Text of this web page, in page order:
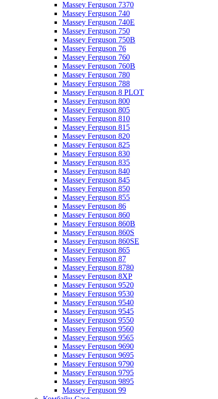
Massey Ferguson 7370
Massey Ferguson 740
Massey Ferguson 740E
Massey Ferguson 750
Massey Ferguson 750B
Massey Ferguson 76
Massey Ferguson 760
Massey Ferguson 760B
Massey Ferguson 780
Massey Ferguson 788
Massey Ferguson 8 PLOT
Massey Ferguson 800
Massey Ferguson 805
Massey Ferguson 810
Massey Ferguson 815
Massey Ferguson 820
Massey Ferguson 825
Massey Ferguson 830
Massey Ferguson 835
Massey Ferguson 840
Massey Ferguson 845
Massey Ferguson 850
Massey Ferguson 855
Massey Ferguson 86
Massey Ferguson 860
Massey Ferguson 860B
Massey Ferguson 860S
Massey Ferguson 860SE
Massey Ferguson 865
Massey Ferguson 87
Massey Ferguson 8780
Massey Ferguson 8XP
Massey Ferguson 9520
Massey Ferguson 9530
Massey Ferguson 9540
Massey Ferguson 9545
Massey Ferguson 9550
Massey Ferguson 9560
Massey Ferguson 9565
Massey Ferguson 9690
Massey Ferguson 9695
Massey Ferguson 9790
Massey Ferguson 9795
Massey Ferguson 9895
Massey Ferguson 99